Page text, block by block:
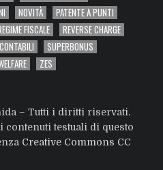
NOVITÀ
PATENTE A PUNTI
FISCALE
REVERSE CHARGE
SUPERBONUS
ZES
– Tutti i diritti riservati.
contenuti testuali di questo
Creative Commons CC